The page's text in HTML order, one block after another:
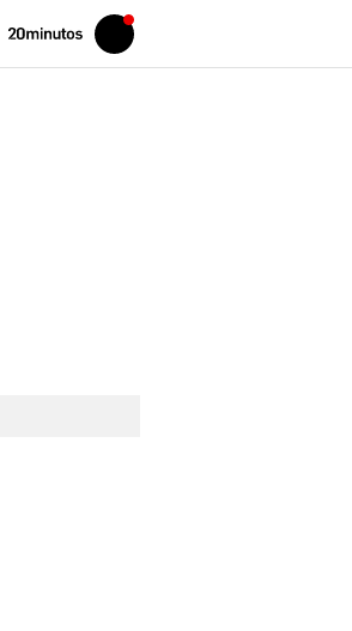
Volver
Iniciar
sesión